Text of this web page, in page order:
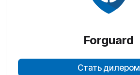
Forguard
Стать дилером